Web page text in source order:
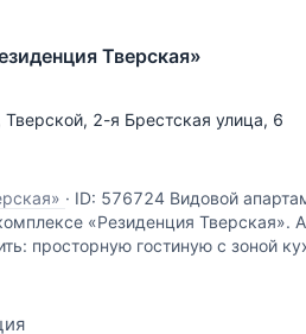
Тверская»
Тверской, 2-я Брестская улица, 6
· ID: 576724 Видовой
«Резиденция Тверская».
просторную гостиную с зоной
остекление с